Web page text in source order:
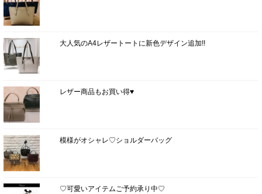
大人気のA4レザートートに新色デザイン追加!!
レザー商品もお買い得♥
模様がオシャレ♡ショルダーバッグ
♡可愛いアイテムご予約承り中♡